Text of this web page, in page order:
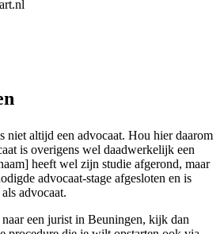
niet altijd een advocaat. Hou hier daarom
is overigens wel daadwerkelijk een
heeft wel zijn studie afgerond, maar
advocaat-stage afgesloten en is
advocaat.
een jurist in Beuningen, kijk dan